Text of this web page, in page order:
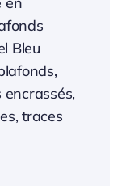
Bleu
traces